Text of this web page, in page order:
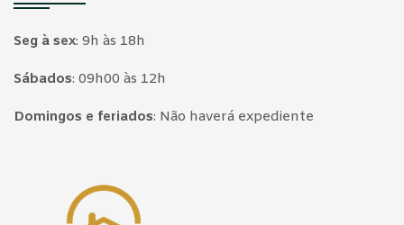
Seg à sex: 9h às 18h
Sábados: 09h00 às 12h
Domingos e feriados: Não haverá expediente